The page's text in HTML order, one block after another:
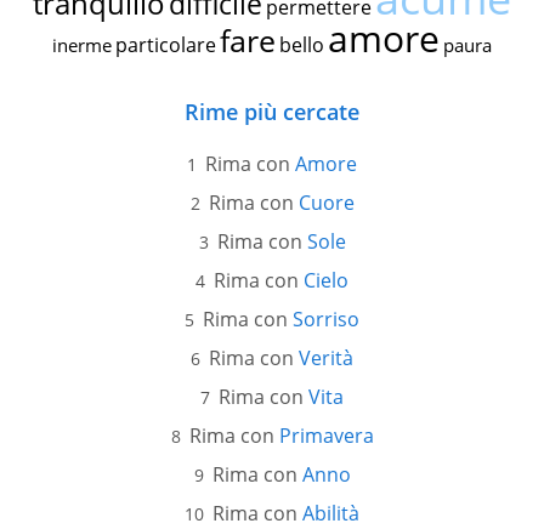
permettere
inerme particolarefare bello amore paura
Rime più cercate
Rima con Amore
Rima con Cuore
Rima con Sole
Rima con Cielo
Rima con Sorriso
Rima con Verità
Rima con Vita
Rima con Primavera
Rima con Anno
Rima con Abilità